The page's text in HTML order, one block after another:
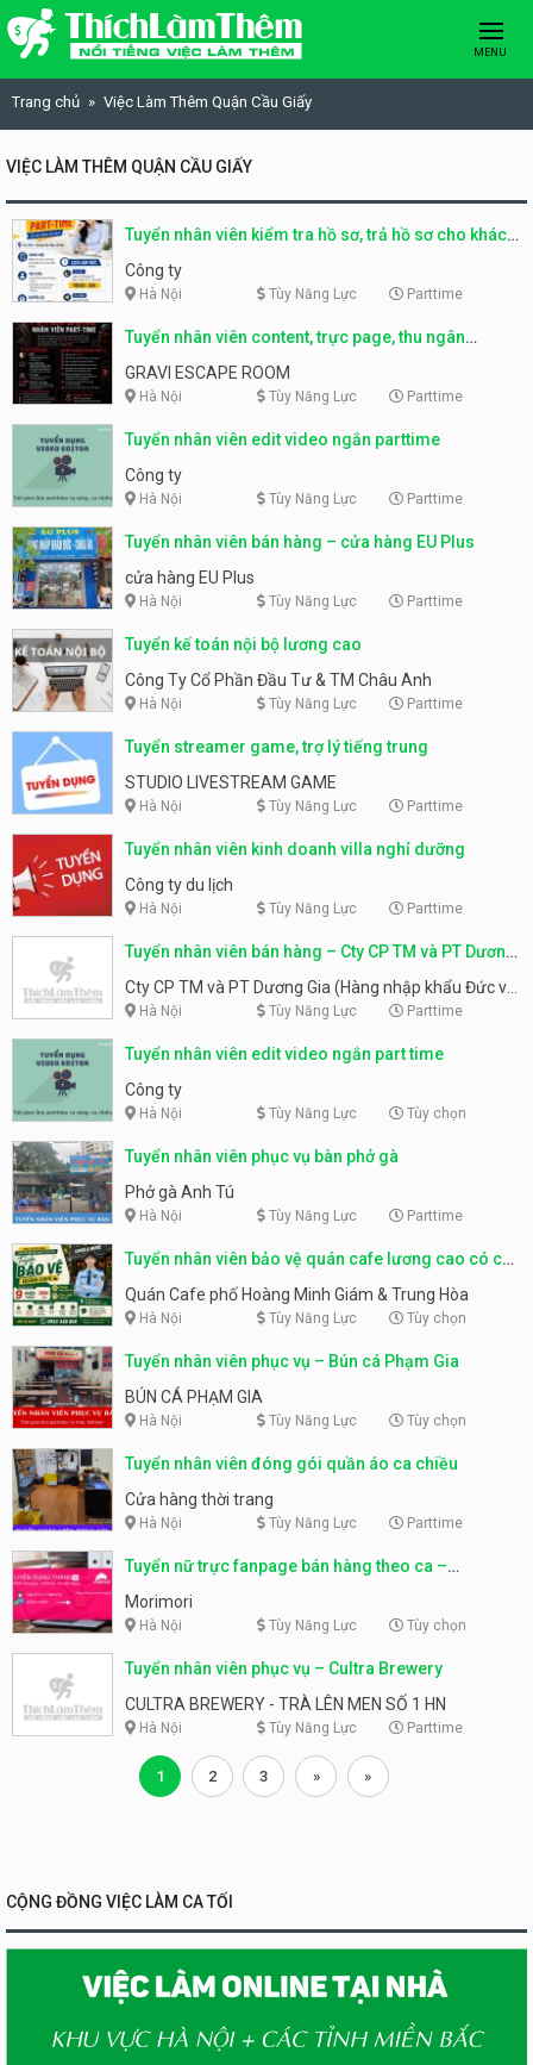
Skip to content
MENU
Trang chủ Việc Làm Thêm Quận Cầu Giấy
VIỆC LÀM THÊM QUẬN CẦU GIẤY
Tuyển nhân viên kiểm tra hồ sơ, trả hồ sơ cho khách
parttime
Công ty
Hà Nội Tùy Năng Lực Parttime
Tuyển nhân viên content, trực page, thu ngân
parttime lương cao
GRAVI ESCAPE ROOM
Hà Nội Tùy Năng Lực Parttime
Tuyển nhân viên edit video ngắn parttime
Công ty
Hà Nội Tùy Năng Lực Parttime
Tuyển nhân viên bán hàng – cửa hàng EU Plus
cửa hàng EU Plus
Hà Nội Tùy Năng Lực Parttime
Tuyển kế toán nội bộ lương cao
Công Ty Cổ Phần Đầu Tư & TM Châu Anh
Hà Nội Tùy Năng Lực Parttime
Tuyển streamer game, trợ lý tiếng trung
STUDIO LIVESTREAM GAME
Hà Nội Tùy Năng Lực Parttime
Tuyển nhân viên kinh doanh villa nghỉ dưỡng
Công ty du lịch
Hà Nội Tùy Năng Lực Parttime
Tuyển nhân viên bán hàng – Cty CP TM và PT Dương
Gia (Hàng nhập khẩu Đức và Châu Âu)
Cty CP TM và PT Dương Gia (Hàng nhập khẩu Đức và
Châu Âu)
Hà Nội Tùy Năng Lực Parttime
Tuyển nhân viên edit video ngắn part time
Công ty
Hà Nội Tùy Năng Lực Tùy chọn
Tuyển nhân viên phục vụ bàn phở gà
Phở gà Anh Tú
Hà Nội Tùy Năng Lực Parttime
Tuyển nhân viên bảo vệ quán cafe lương cao có chỗ
ở
Quán Cafe phố Hoàng Minh Giám & Trung Hòa
Hà Nội Tùy Năng Lực Tùy chọn
Tuyển nhân viên phục vụ – Bún cá Phạm Gia
BÚN CÁ PHẠM GIA
Hà Nội Tùy Năng Lực Tùy chọn
Tuyển nhân viên đóng gói quần áo ca chiều
Cửa hàng thời trang
Hà Nội Tùy Năng Lực Parttime
Tuyển nữ trực fanpage bán hàng theo ca –
Morimori
Morimori
Hà Nội Tùy Năng Lực Tùy chọn
Tuyển nhân viên phục vụ – Cultra Brewery
CULTRA BREWERY - TRÀ LÊN MEN SỐ 1 HN
Hà Nội Tùy Năng Lực Parttime
1 2 3 » »
CỘNG ĐỒNG VIỆC LÀM CA TỐI